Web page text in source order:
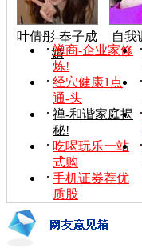
叶倩彤-奉子成
婚
自我
禅商-企业家修
炼!
经穴健康1点
通-头
禅-和谐家庭揭
秘!
吃喝玩乐一站
式购
手机证券荐优
质股